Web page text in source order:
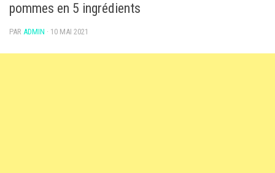
pommes en 5 ingrédients
PAR ADMIN · 10 MAI 2021